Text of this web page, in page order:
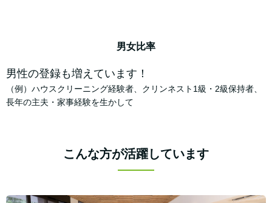
男女比率
男性の登録も増えています！
（例）ハウスクリーニング経験者、クリンネスト1級・2級保持者、
長年の主夫・家事経験を生かして
こんな方が活躍しています